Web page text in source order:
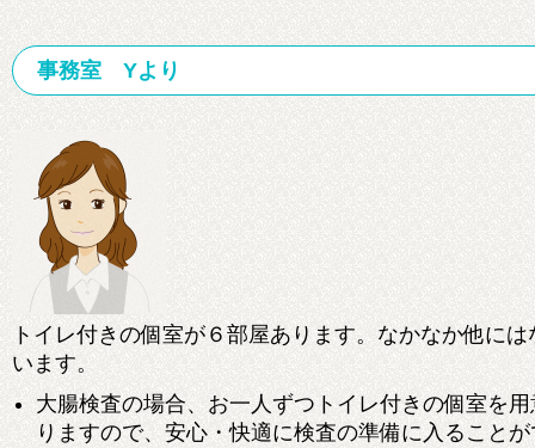
事務室 Yより
トイレ付きの個室が６部屋あります。なかなか他には
います。
大腸検査の場合、お一人ずつトイレ付きの個室を
りますので、安心・快適に検査の準備に入ること